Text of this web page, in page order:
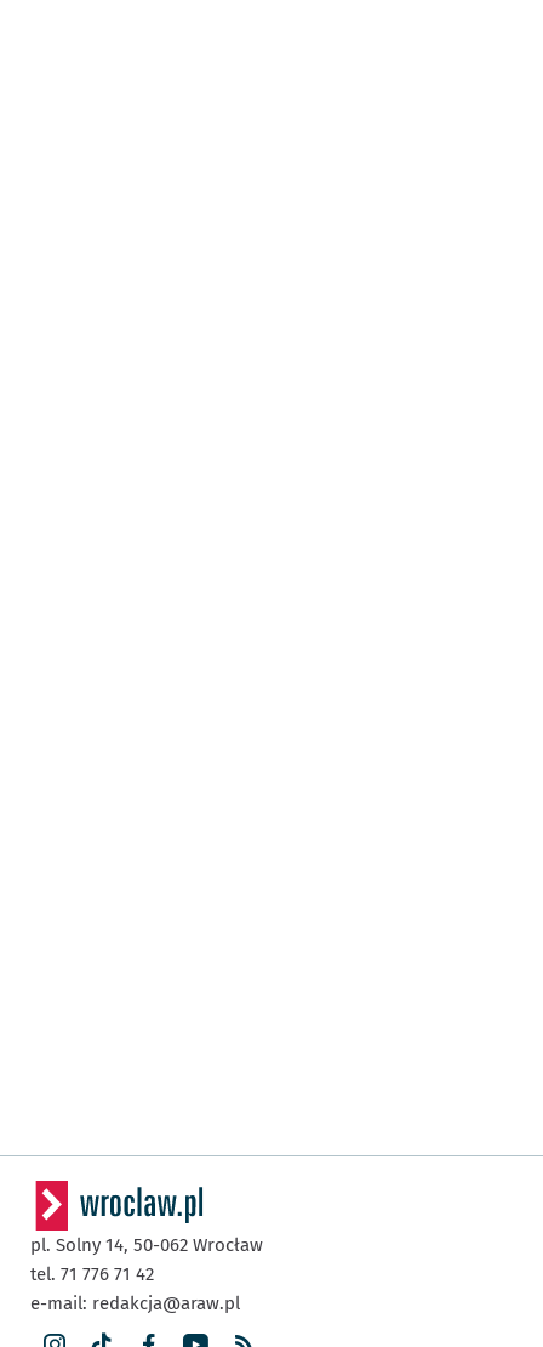
pl. Solny 14, 50-062 Wrocław
tel. 71 776 71 42
e-mail: redakcja@araw.pl